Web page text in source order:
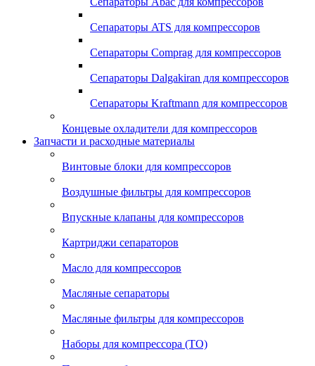
Сепараторы ATS для компрессоров
Сепараторы Comprag для компрессоров
Сепараторы Dalgakiran для компрессоров
Сепараторы Kraftmann для компрессоров
Концевые охладители для компрессоров
Запчасти и расходные материалы
Винтовые блоки для компрессоров
Воздушные фильтры для компрессоров
Впускные клапаны для компрессоров
Картриджи сепараторов
Масло для компрессоров
Масляные сепараторы
Масляные фильтры для компрессоров
Наборы для компрессора (ТО)